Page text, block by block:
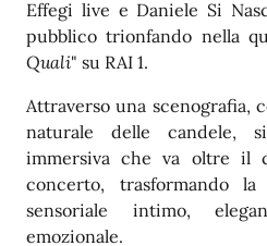
Effegi live e Daniele Si
pubblico trionfando nella
Quali" su RAI 1.
Attraverso una scenografia,
naturale delle candele,
immersiva che va oltre il
concerto, trasformando
sensoriale intimo,
emozionale.